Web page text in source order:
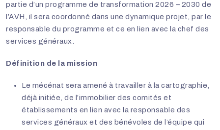
partie d’un programme de transformation 2026 – 2030 de
l’AVH, il sera coordonné dans une dynamique projet, par le
responsable du programme et ce en lien avec la chef des
services généraux.
Définition de la mission
Le mécénat sera amené à travailler à la cartographie,
déjà initiée, de l’immobilier des comités et
établissements en lien avec la responsable des
services généraux et des bénévoles de l’équipe qui